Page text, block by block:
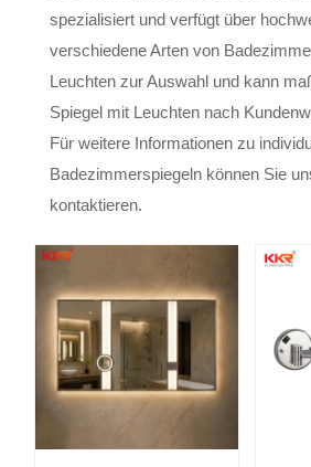
spezialisiert und verfügt über
verschiedene Arten von
Leuchten zur Auswahl und kann
Spiegel mit Leuchten nach
Für weitere Informationen zu
Badezimmerspiegeln können Sie
kontaktieren.